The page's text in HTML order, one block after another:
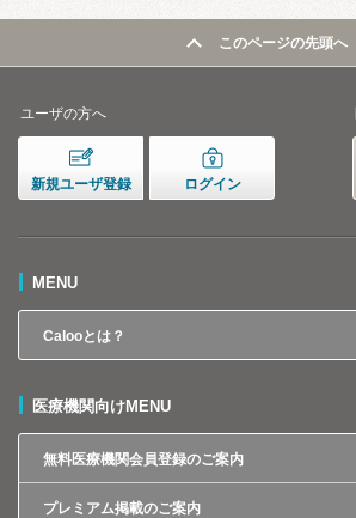
このページの先頭へ
ユーザの方へ
新規ユーザ登録 ログイン
MENU
Calooとは？
医療機関向けMENU
無料医療機関会員登録のご案内
プレミアム掲載のご案内